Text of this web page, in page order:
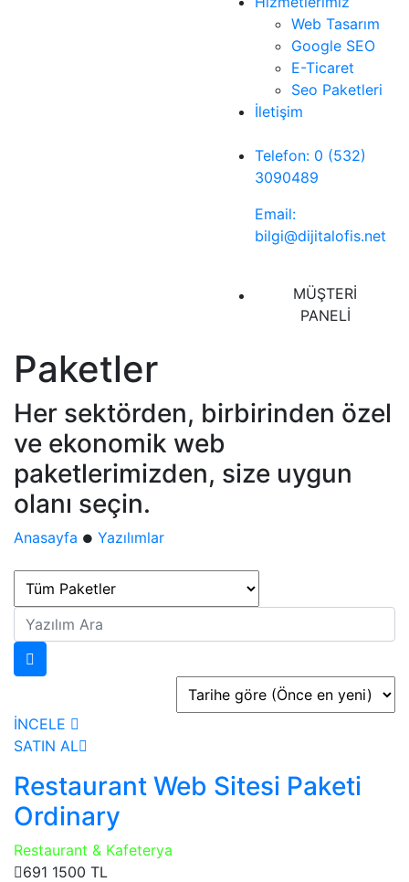
Web Tasarım
Google SEO
E-Ticaret
Seo Paketleri
İletişim
Telefon: 0 (532)
3090489
Email:
bilgi@dijitalofis.net
MÜŞTERİ
PANELİ
Paketler
Her sektörden, birbirinden özel
ve ekonomik web
paketlerimizden, size uygun
olanı seçin.
Anasayfa ● Yazılımlar
İNCELE
SATIN AL
Restaurant Web Sitesi Paketi
Ordinary
Restaurant & Kafeterya
691 1500 TL